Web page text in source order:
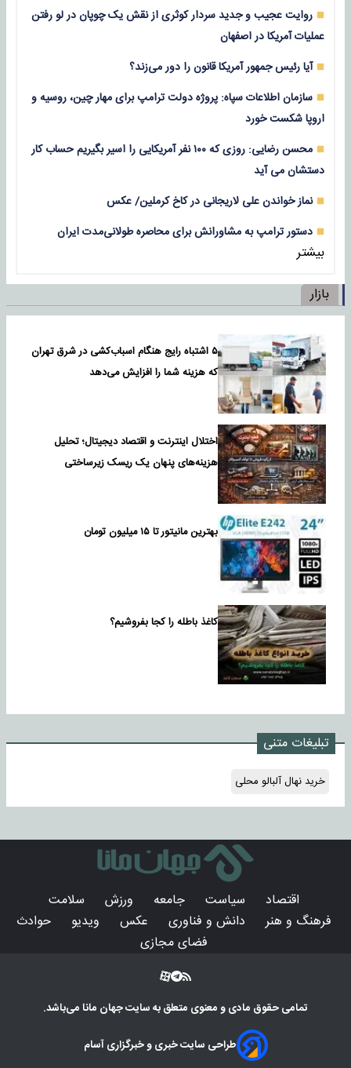
روایت عجیب و جدید سردار کوثری از نقش یک چوپان در لو رفتن
عملیات آمریکا در اصفهان
آیا رئیس جمهور آمریکا قانون را دور می‌زند؟
سازمان اطلاعات سپاه: پروژه دولت ترامپ برای مهار چین، روسیه و
اروپا شکست خورد
محسن رضایی: روزی که ۱۰۰ نفر آمریکایی را اسیر بگیریم حساب کار
دستشان می آید
نماز خواندن علی لاریجانی در کاخ کرملین/ عکس
دستور ترامپ به مشاورانش برای محاصره طولانی‌مدت ایران
بیشتر
بازار
۵ اشتباه رایج هنگام اسباب‌کشی در شرق تهران
که هزینه شما را افزایش می‌دهد
اختلال اینترنت و اقتصاد دیجیتال؛ تحلیل
هزینه‌های پنهان یک ریسک زیرساختی
بهترین مانیتور تا ۱۵ میلیون تومان
کاغذ باطله را کجا بفروشیم؟
تبلیغات متنی
خرید نهال آلبالو محلی
اقتصاد سیاست جامعه ورزش
سلامت
فرهنگ و هنر
دانش و فناوری عکس ویدیو
حوادث
فضای مجازی
تمامی حقوق مادی و معنوی متعلق به سایتجهان مانامی‌باشد.
طراحی سایت خبری و خبرگزاری آسام